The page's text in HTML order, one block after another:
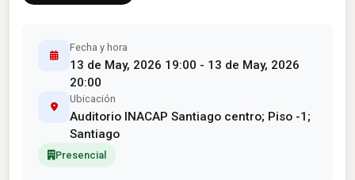
Fecha y hora
13 de May, 2026 19:00 - 13 de May, 2026
20:00
Ubicación
Auditorio INACAP Santiago centro; Piso -1;
Santiago
Presencial